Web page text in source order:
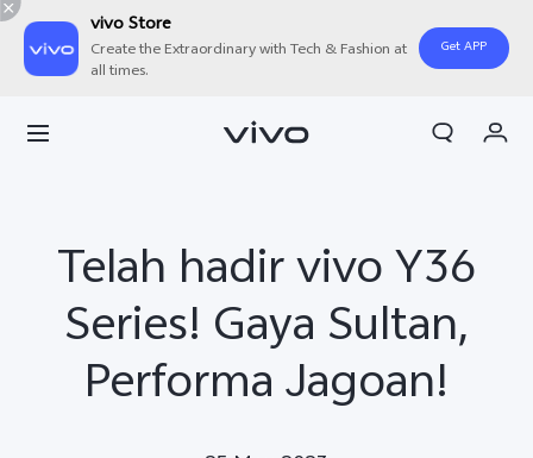
vivo Store
Create the Extraordinary with Tech & Fashion at
all times.
Get APP
Akun Saya
Telah hadir vivo Y36
Series! Gaya Sultan,
Performa Jagoan!